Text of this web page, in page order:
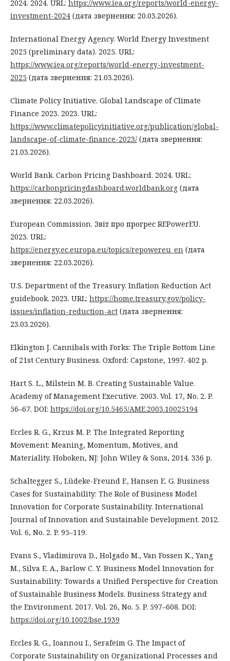
2024. 2024. URL: https://www.iea.org/reports/world-energy-
investment-2024 (дата звернення: 20.03.2026).
International Energy Agency. World Energy Investment
2025 (preliminary data). 2025. URL:
https://www.iea.org/reports/world-energy-investment-
2025 (дата звернення: 21.03.2026).
Climate Policy Initiative. Global Landscape of Climate
Finance 2023. 2023. URL:
https://www.climatepolicyinitiative.org/publication/global-
landscape-of-climate-finance-2023/ (дата звернення:
21.03.2026).
World Bank. Carbon Pricing Dashboard. 2024. URL:
https://carbonpricingdashboard.worldbank.org (дата
звернення: 22.03.2026).
European Commission. Звіт про прогрес REPowerEU.
2023. URL:
https://energy.ec.europa.eu/topics/repowereu_en (дата
звернення: 22.03.2026).
U.S. Department of the Treasury. Inflation Reduction Act
guidebook. 2023. URL: https://home.treasury.gov/policy-
issues/inflation-reduction-act (дата звернення:
23.03.2026).
Elkington J. Cannibals with Forks: The Triple Bottom Line
of 21st Century Business. Oxford: Capstone, 1997. 402 p.
Hart S. L., Milstein M. B. Creating Sustainable Value.
Academy of Management Executive. 2003. Vol. 17, No. 2. P.
56–67. DOI: https://doi.org/10.5465/AME.2003.10025194
Eccles R. G., Krzus M. P. The Integrated Reporting
Movement: Meaning, Momentum, Motives, and
Materiality. Hoboken, NJ: John Wiley & Sons, 2014. 336 p.
Schaltegger S., Lüdeke-Freund F., Hansen E. G. Business
Cases for Sustainability: The Role of Business Model
Innovation for Corporate Sustainability. International
Journal of Innovation and Sustainable Development. 2012.
Vol. 6, No. 2. P. 95–119.
Evans S., Vladimirova D., Holgado M., Van Fossen K., Yang
M., Silva E. A., Barlow C. Y. Business Model Innovation for
Sustainability: Towards a Unified Perspective for Creation
of Sustainable Business Models. Business Strategy and
the Environment. 2017. Vol. 26, No. 5. P. 597–608. DOI:
https://doi.org/10.1002/bse.1939
Eccles R. G., Ioannou I., Serafeim G. The Impact of
Corporate Sustainability on Organizational Processes and